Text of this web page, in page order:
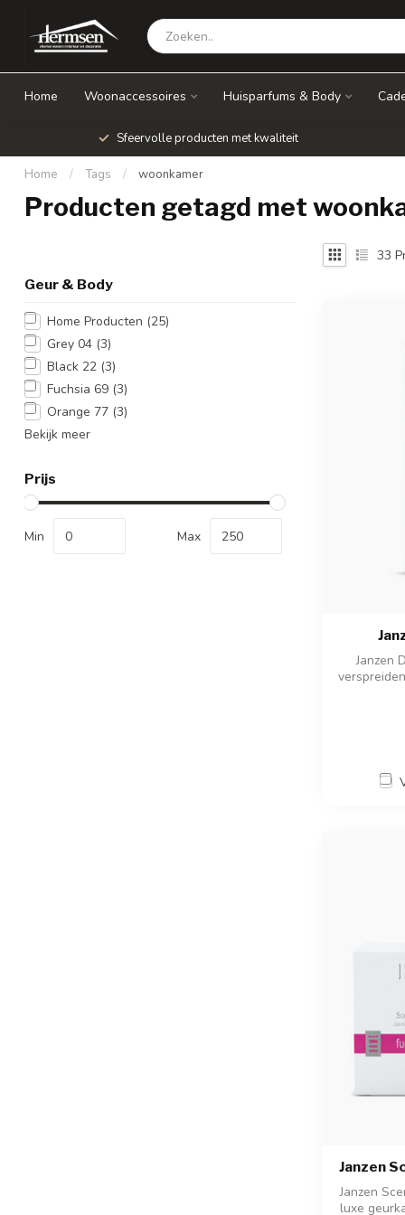
Home Woonaccessoires Huisparfums & Body
Sfeervolle producten met kwaliteit
Home / Tags / woonkamer
Producten getagd met
Geur & Body
Home Producten (25)
Grey 04 (3)
Black 22 (3)
Fuchsia 69 (3)
Orange 77 (3)
Bekijk meer
Prijs
Min Max
33
Janzen
Janzen
Janzen
luxe